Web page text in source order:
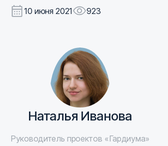
10 июня 2021 923
Наталья Иванова
Руководитель проектов «Гардиума»